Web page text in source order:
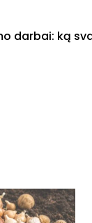
darbai: ką